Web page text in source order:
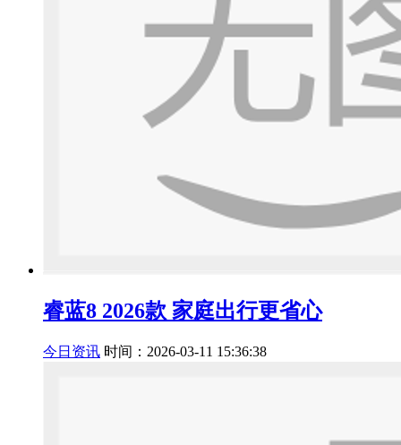
睿蓝8 2026款 家庭出行更省心
今日资讯 时间：2026-03-11 15:36:38